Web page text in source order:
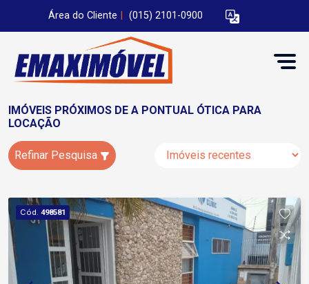
Área do Cliente (015) 2101-0900
IMÓVEIS PRÓXIMOS DE A PONTUAL ÓTICA PARA
LOCAÇÃO
Refinar Pesquisa
Cód. 498581